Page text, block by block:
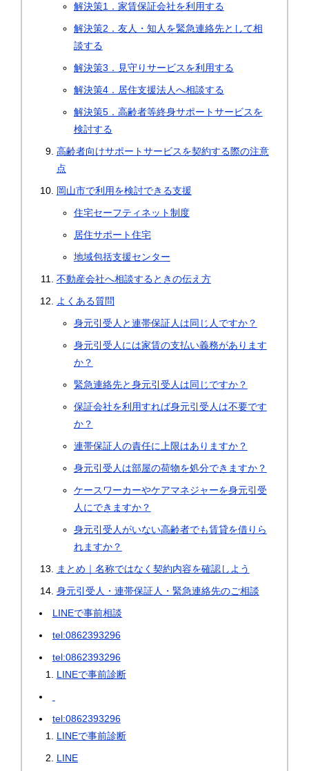
解決策1．家賃保証会社を利用する
解決策2．友人・知人を緊急連絡先として相
談する
解決策3．見守りサービスを利用する
解決策4．居住支援法人へ相談する
解決策5．高齢者等終身サポートサービスを
検討する
高齢者向けサポートサービスを契約する際の注意
点
岡山市で利用を検討できる支援
住宅セーフティネット制度
居住サポート住宅
地域包括支援センター
不動産会社へ相談するときの伝え方
よくある質問
身元引受人と連帯保証人は同じ人ですか？
身元引受人には家賃の支払い義務があります
か？
緊急連絡先と身元引受人は同じですか？
保証会社を利用すれば身元引受人は不要です
か？
連帯保証人の責任に上限はありますか？
身元引受人は部屋の荷物を処分できますか？
ケースワーカーやケアマネジャーを身元引受
人にできますか？
身元引受人がいない高齢者でも賃貸を借りら
れますか？
まとめ｜名称ではなく契約内容を確認しよう
身元引受人・連帯保証人・緊急連絡先のご相談
LINEで事前相談
tel:0862393296
tel:0862393296
LINEで事前診断
tel:0862393296
LINEで事前診断
LINE